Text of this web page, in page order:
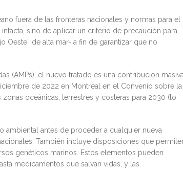
fuera de las fronteras nacionales y normas para el
sino de aplicar un criterio de precaución para
de alta mar- a fin de garantizar que no
(AMPs), el nuevo tratado es una contribución masiva
de 2022 en Montreal en el Convenio sobre la
oceánicas, terrestres y costeras para 2030 (lo
ambiental antes de proceder a cualquier nueva
También incluye disposiciones que
genéticos marinos. Estos elementos pueden
medicamentos que salvan vidas, y las